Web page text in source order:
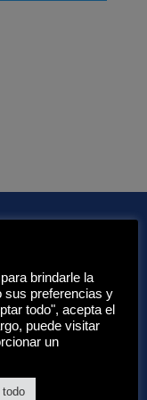
brindarle la
sus preferencias y
todo", acepta el
puede visitar
un
todo